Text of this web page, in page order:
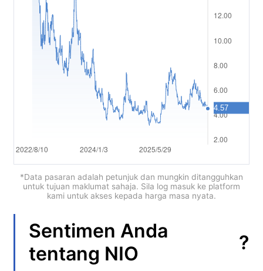
简体中文
Tiếng việt
Bahasa Indonesia
Bahasa Melayu
*Data pasaran adalah petunjuk dan mungkin ditangguhkan
untuk tujuan maklumat sahaja. Sila log masuk ke platform
kami untuk akses kepada harga masa nyata.
Sentimen Anda
tentang NIO ?